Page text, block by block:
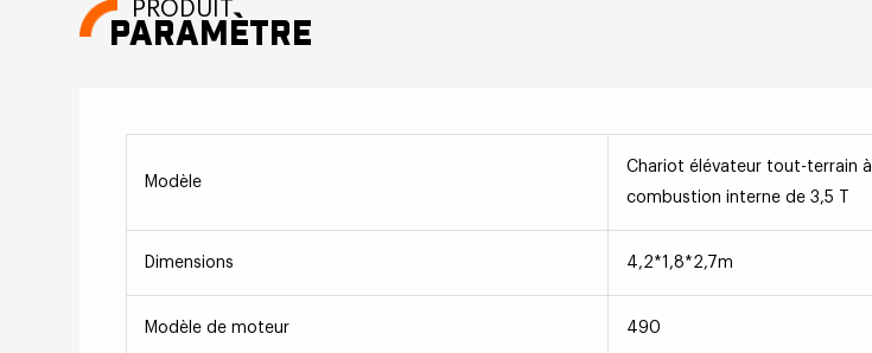
PRODUIT
PARAMÈTRE
Modèle
Chariot élévateur tout-terrain à
combustion interne de 3,5 T
Dimensions 4,2*1,8*2,7m
Modèle de moteur 490